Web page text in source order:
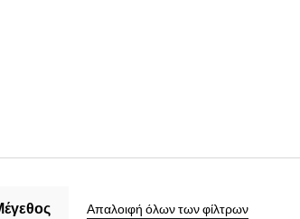
Απαλοιφή όλων των φίλτρων